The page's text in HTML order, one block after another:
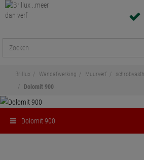
Brillux Wandafwerking Muurverf
Dolomit 900
Dolomit 900